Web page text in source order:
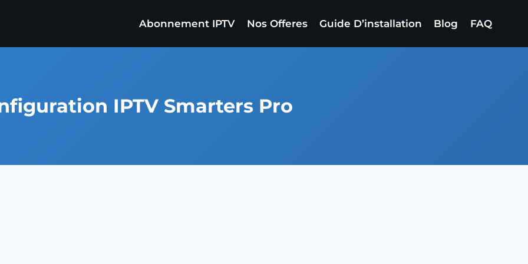
Abonnement IPTV Nos Offeres Guide D’installation Blog FAQ
IPTV Smarters Pro